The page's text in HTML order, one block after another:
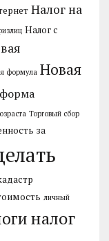
Налог на
Налог с
формула Новая
Торговый сбор
за
личный
налог